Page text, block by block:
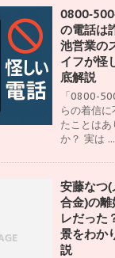
の電話は
池営業の
イフが怪
底解説
「0800-
らの着信に
たことはあ
か？ 実は ...
安藤なつ(
合金)の
レだった
景をわか
説